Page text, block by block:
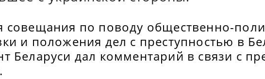
совещания по поводу общественно-
и положения дел с преступностью в
Беларуси дал комментарий в связи с